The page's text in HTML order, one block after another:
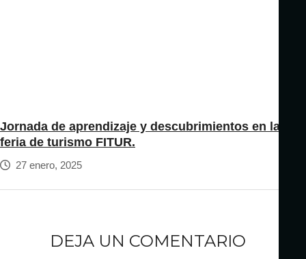
Jornada de aprendizaje y descubrimientos en la
feria de turismo FITUR.
27 enero, 2025
DEJA UN COMENTARIO